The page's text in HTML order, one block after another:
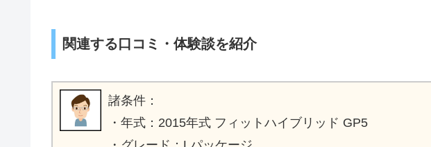
関連する口コミ・体験談を紹介
諸条件：
・年式：2015年式 フィットハイブリッド GP5